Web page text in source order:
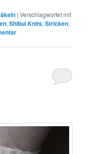
|Verschlagwortet mit
,Shibui Knits,Stricken,